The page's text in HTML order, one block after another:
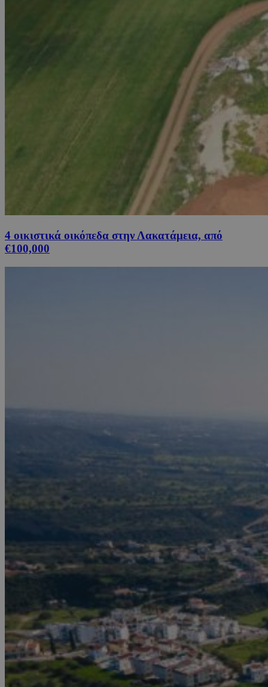
4 οικιστικά οικόπεδα στην Λακατάμεια, από
€100,000